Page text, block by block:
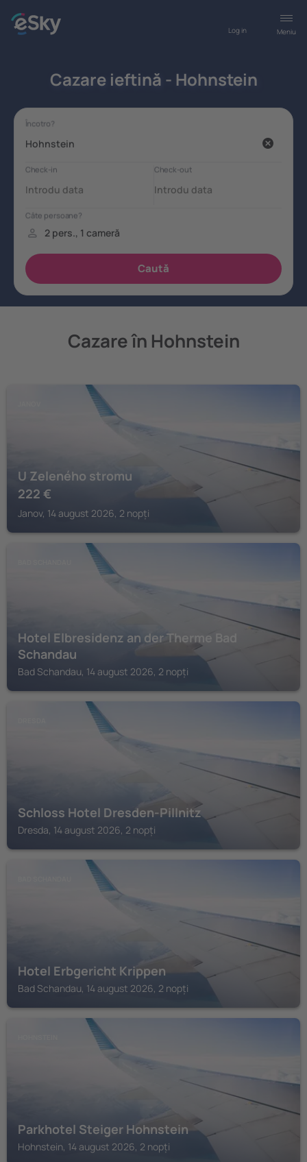
Meniu
Log in
Cazare ieftină - Hohnstein
Cazare în Hohnstein
U Zeleného stromu
222 €
Janov, 14 august 2026, 2 nopți
Hotel Elbresidenz an der Therme Bad
Schandau
Bad Schandau, 14 august 2026, 2 nopți
Schloss Hotel Dresden-Pillnitz
Dresda, 14 august 2026, 2 nopți
Hotel Erbgericht Krippen
Bad Schandau, 14 august 2026, 2 nopți
Parkhotel Steiger Hohnstein
Hohnstein, 14 august 2026, 2 nopți